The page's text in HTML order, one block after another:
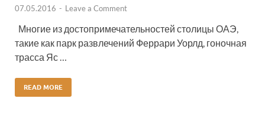
07.05.2016 - Leave a Comment
Многие из достопримечательностей столицы ОАЭ,
такие как парк развлечений Феррари Уорлд, гоночная
трасса Яс …
READ MORE